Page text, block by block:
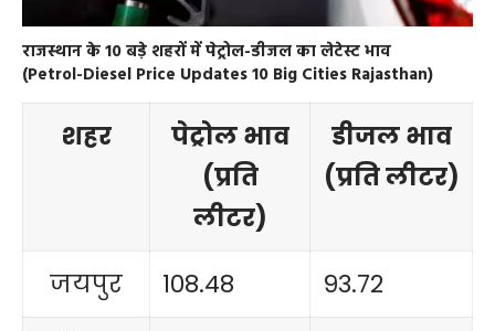
राजस्थान के 10 बड़े शहरों में पेट्रोल-डीजल का लेटेस्ट भाव
(Petrol-Diesel Price Updates 10 Big Cities Rajasthan)
शहर
पेट्रोल भाव
(प्रति
लीटर)
डीजल भाव
(प्रति लीटर)
जयपुर 108.48
93.72